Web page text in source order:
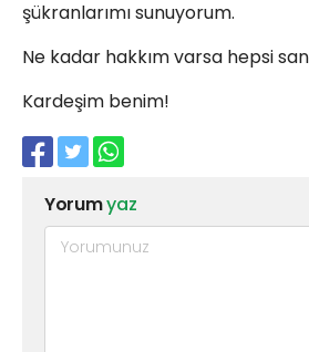
şükranlarımı sunuyorum.
Ne kadar hakkım varsa hepsi
Kardeşim benim!
Yorumyaz